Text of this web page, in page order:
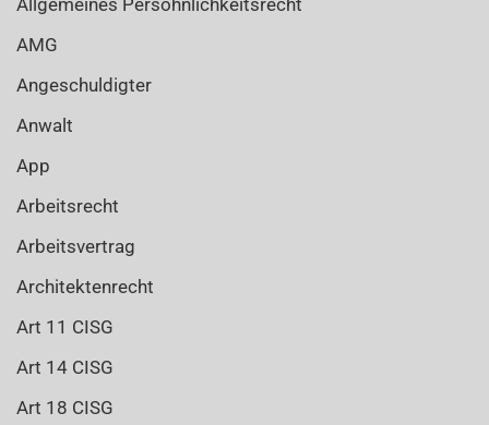
Allgemeines Persöhnlichkeitsrecht
AMG
Angeschuldigter
Anwalt
App
Arbeitsrecht
Arbeitsvertrag
Architektenrecht
Art 11 CISG
Art 14 CISG
Art 18 CISG